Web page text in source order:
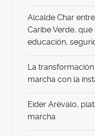
Alcalde Char
Caribe Verde,
educación,
La
marcha con la
Eider Arévalo,
marcha